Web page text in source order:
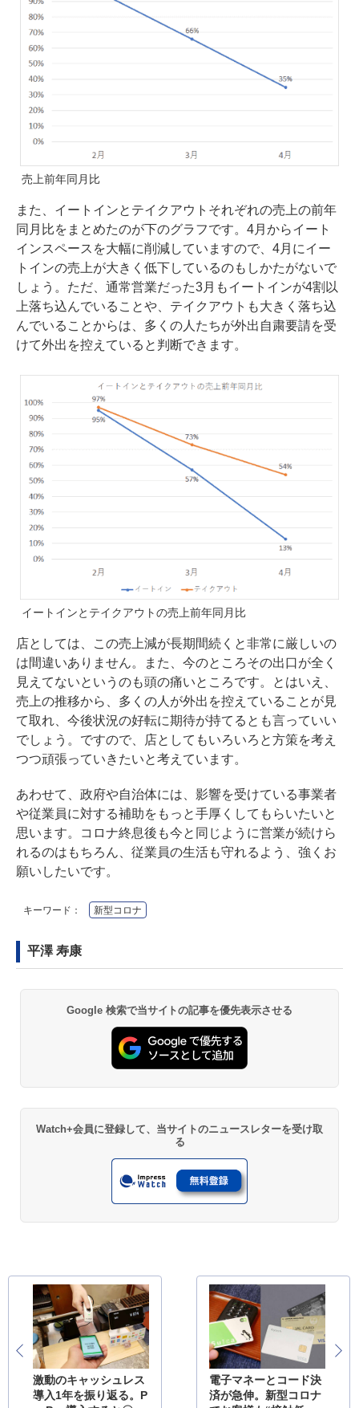
売上前年同月比
また、イートインとテイクアウトそれぞれの売上の前年
同月比をまとめたのが下のグラフです。4月からイート
インスペースを大幅に削減していますので、4月にイー
トインの売上が大きく低下しているのもしかたがないで
しょう。ただ、通常営業だった3月もイートインが4割以
上落ち込んでいることや、テイクアウトも大きく落ち込
んでいることからは、多くの人たちが外出自粛要請を受
けて外出を控えていると判断できます。
イートインとテイクアウトの売上前年同月比
店としては、この売上減が長期間続くと非常に厳しいの
は間違いありません。また、今のところその出口が全く
見えてないというのも頭の痛いところです。とはいえ、
売上の推移から、多くの人が外出を控えていることが見
て取れ、今後状況の好転に期待が持てるとも言っていい
でしょう。ですので、店としてもいろいろと方策を考え
つつ頑張っていきたいと考えています。
あわせて、政府や自治体には、影響を受けている事業者
や従業員に対する補助をもっと手厚くしてもらいたいと
思います。コロナ終息後も今と同じように営業が続けら
れるのはもちろん、従業員の生活も守れるよう、強くお
願いしたいです。
キーワード： 新型コロナ
平澤 寿康
Google 検索で当サイトの記事を優先表示させる
Watch+会員に登録して、当サイトのニュースレターを受け取
る
激動のキャッシュレス
導入1年を振り返る。P
電子マネーとコード決
済が急伸。新型コロナ